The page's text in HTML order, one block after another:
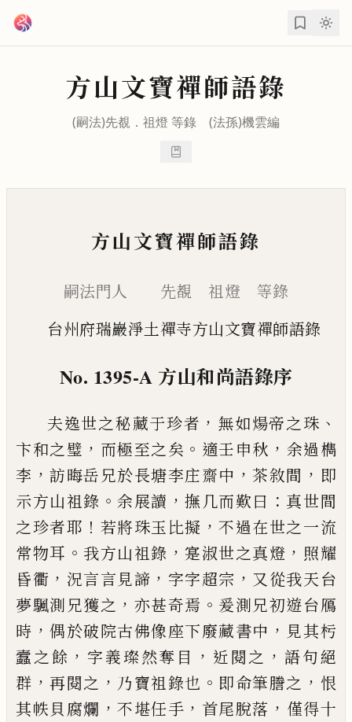
方山文寶禪師語錄
(嗣法)先覩 ． 祖燈 等錄 (法孫)機雲編
方山文寶禪師語錄
嗣法門人 先覩 祖燈 等錄
台州府瑞巖淨土禪寺方山文寶禪師語錄
No. 1395-A 方山和尚語錄序
夫逸世之秘藏于珍者 ， 無如煬帝之珠 、
卞和之璧 ， 而極至之矣 。 適壬申秋 ， 余過檇
李 ，訪晦岳兄於長塘李庄齋中 ， 茶敘間 ， 即
示方山祖錄 。余展讀 ，撫几而歎曰 ： 真世間
之珍者耶 ！ 若將珠玉比擬 ，不過在世之一流
常物耳 。 我方山祖錄 ， 寔淑世之真燈 ， 照耀
昏衢 ， 況言言見諦 ， 字字超宗 ， 又從我天台
夢颿測兄獲之 ， 亦甚奇焉 。 爰測兄初遊台鴈
時 ，偶於破院古佛像座下廢藏書中 ， 見其杇
蠧之餘 ， 字義璨然奪目 ， 近閱之 ， 語句絕
群 ，再閱之 ， 乃寶祖錄也 。 即命筆謄之 ， 恨
其帙貝腐爛 ，不堪任手 ， 首尾脫落 ， 僅得十